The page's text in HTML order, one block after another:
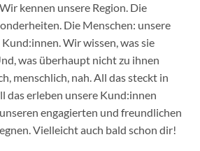
kennen unsere Region. Die
Die Menschen: unsere
Wir wissen, was sie
was überhaupt nicht zu ihnen
menschlich, nah. All das steckt in
das erleben unsere Kund:innen
engagierten und freundlichen
Vielleicht auch bald schon dir!